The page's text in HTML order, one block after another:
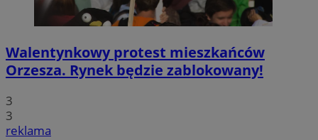
Walentynkowy protest mieszkańców
Orzesza. Rynek będzie zablokowany!
3
3
reklama